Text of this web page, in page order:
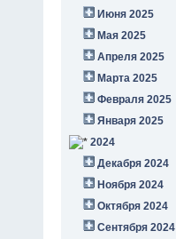
Июня 2025
Мая 2025
Апреля 2025
Марта 2025
Февраля 2025
Января 2025
2024
Декабря 2024
Ноября 2024
Октября 2024
Сентября 2024